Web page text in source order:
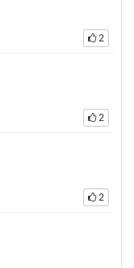
2
2
2